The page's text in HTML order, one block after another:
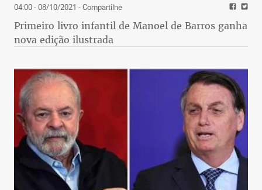
04:00 - 08/10/2021 - Compartilhe
Primeiro livro infantil de Manoel de Barros ganha
nova edição ilustrada